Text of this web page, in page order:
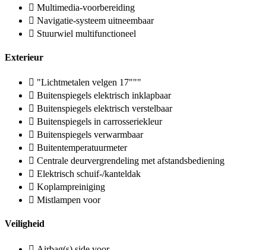
Multimedia-voorbereiding
Navigatie-systeem uitneembaar
Stuurwiel multifunctioneel
Exterieur
"Lichtmetalen velgen 17"""
Buitenspiegels elektrisch inklapbaar
Buitenspiegels elektrisch verstelbaar
Buitenspiegels in carrosseriekleur
Buitenspiegels verwarmbaar
Buitentemperatuurmeter
Centrale deurvergrendeling met afstandsbediening
Elektrisch schuif-/kanteldak
Koplampreiniging
Mistlampen voor
Veiligheid